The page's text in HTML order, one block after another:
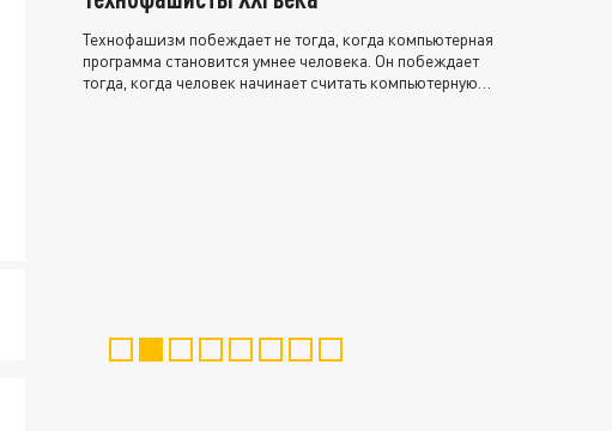
Технофашизм побеждает не тогда, когда компьютерная
программа становится умнее человека. Он побеждает
тогда, когда человек начинает считать компьютерную